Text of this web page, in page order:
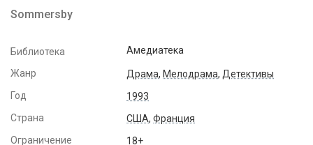
О сайте
Активировать промокод
Sommersby
Библиотека Амедиатека
Жанр Драма, Мелодрама, Детективы
Год
1993
Страна
США, Франция
Ограничение
18+